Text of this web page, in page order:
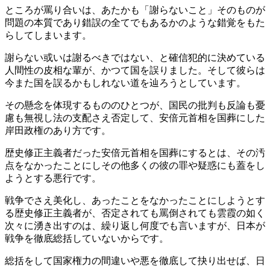
ところが罵り合いは、あたかも「謝らないこと」そのものが
問題の本質であり錯誤の全てでもあるかのような錯覚をもた
らしてしまいます。
謝らない或いは謝るべきではない、と確信犯的に決めている
人間性の皮相な輩が、かつて国を誤りました。そして彼らは
今また国を誤るかもしれない道を辿ろうとしています。
その懸念を体現するもののひとつが、国民の批判も反論も憂
慮も無視し法の支配さえ否定して、安倍元首相を国葬にした
岸田政権のあり方です。
歴史修正主義者だった安倍元首相を国葬にするとは、その汚
点をなかったことにしその他多くの彼の罪や疑惑にも蓋をし
ようとする悪行です。
戦争でさえ美化し、あったことをなかったことにしようとす
る歴史修正主義者が、否定されても罵倒されても雲霞の如く
次々に湧き出すのは、繰り返し何度でも言いますが、日本が
戦争を徹底総括していないからです。
総括をして国家権力の間違いや悪を徹底して抉り出せば、日